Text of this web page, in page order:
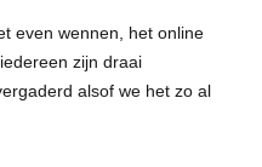
even wennen, het online
zijn draai
alsof we het zo al